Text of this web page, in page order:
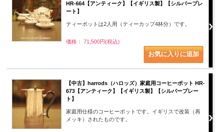
HR-664【アンティーク】【イギリス製】【シルバープレ
ート】
ティーポットは2人用（ティーカップ4杯分）です。
価格： 71,500円(税込)
【中古】harrods（ハロッズ）家庭用コーヒーポット HR-
673【アンティーク】【イギリス製】【シルバープレー
ト】
家庭用仕様のコーヒーポットです。イギリスで改装（再
メッキ）されたものです。